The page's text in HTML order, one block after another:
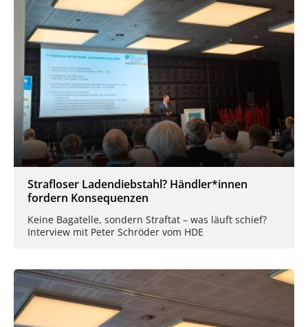
Strafloser Ladendiebstahl? Händler*innen
fordern Konsequenzen
Keine Bagatelle, sondern Straftat – was läuft schief?
Interview mit Peter Schröder vom HDE